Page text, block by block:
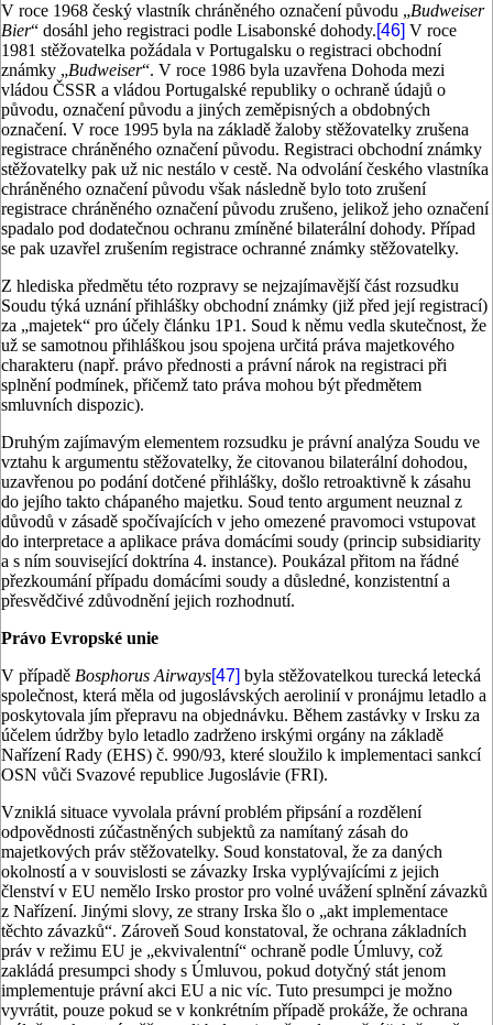
V roce 1968 český vlastník chráněného označení původu „Budweiser
Bier“ dosáhl jeho registraci podle Lisabonské dohody.[46] V roce
1981 stěžovatelka požádala v Portugalsku o registraci obchodní
známky „Budweiser“. V roce 1986 byla uzavřena Dohoda mezi
vládou ČSSR a vládou Portugalské republiky o ochraně údajů o
původu, označení původu a jiných zeměpisných a obdobných
označení. V roce 1995 byla na základě žaloby stěžovatelky zrušena
registrace chráněného označení původu. Registraci obchodní známky
stěžovatelky pak už nic nestálo v cestě. Na odvolání českého vlastníka
chráněného označení původu však následně bylo toto zrušení
registrace chráněného označení původu zrušeno, jelikož jeho označení
spadalo pod dodatečnou ochranu zmíněné bilaterální dohody. Případ
se pak uzavřel zrušením registrace ochranné známky stěžovatelky.
Z hlediska předmětu této rozpravy se nejzajímavější část rozsudku
Soudu týká uznání přihlášky obchodní známky (již před její registrací)
za „majetek“ pro účely článku 1P1. Soud k němu vedla skutečnost, že
už se samotnou přihláškou jsou spojena určitá práva majetkového
charakteru (např. právo přednosti a právní nárok na registraci při
splnění podmínek, přičemž tato práva mohou být předmětem
smluvních dispozic).
Druhým zajímavým elementem rozsudku je právní analýza Soudu ve
vztahu k argumentu stěžovatelky, že citovanou bilaterální dohodou,
uzavřenou po podání dotčené přihlášky, došlo retroaktivně k zásahu
do jejího takto chápaného majetku. Soud tento argument neuznal z
důvodů v zásadě spočívajících v jeho omezené pravomoci vstupovat
do interpretace a aplikace práva domácími soudy (princip subsidiarity
a s ním související doktrína 4. instance). Poukázal přitom na řádné
přezkoumání případu domácími soudy a důsledné, konzistentní a
přesvědčivé zdůvodnění jejich rozhodnutí.
Právo Evropské unie
V případě Bosphorus Airways[47] byla stěžovatelkou turecká letecká
společnost, která měla od jugoslávských aerolinií v pronájmu letadlo a
poskytovala jím přepravu na objednávku. Během zastávky v Irsku za
účelem údržby bylo letadlo zadrženo irskými orgány na základě
Nařízení Rady (EHS) č. 990/93, které sloužilo k implementaci sankcí
OSN vůči Svazové republice Jugoslávie (FRI).
Vzniklá situace vyvolala právní problém připsání a rozdělení
odpovědnosti zúčastněných subjektů za namítaný zásah do
majetkových práv stěžovatelky. Soud konstatoval, že za daných
okolností a v souvislosti se závazky Irska vyplývajícími z jejich
členství v EU nemělo Irsko prostor pro volné uvážení splnění závazků
z Nařízení. Jinými slovy, ze strany Irska šlo o „akt implementace
těchto závazků“. Zároveň Soud konstatoval, že ochrana základních
práv v režimu EU je „ekvivalentní“ ochraně podle Úmluvy, což
zakládá presumpci shody s Úmluvou, pokud dotyčný stát jenom
implementuje právní akci EU a nic víc. Tuto presumpci je možno
vyvrátit, pouze pokud se v konkrétním případě prokáže, že ochrana